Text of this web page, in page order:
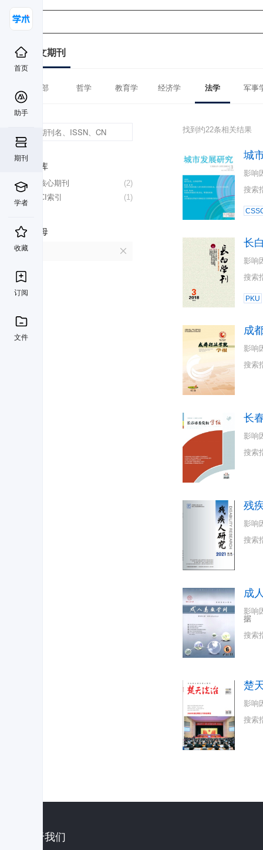
首页
助手
期刊
学者
收藏
订阅
文件
中文期刊
全部 哲学 教育学 经济学 法学 军事
数据库
(2)
北大核心期刊
(1)
CSSCI索引
首字母
C
找到约22条相关结果
城
影响
搜索
长
影响
搜索
PKU
成
影响
搜索
长
影响
搜索
残
影响
搜索
成
影响
据
搜索
楚
影响
搜索
关于我们